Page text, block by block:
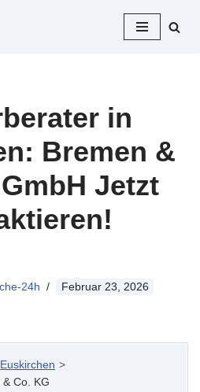
in
Bremen &
Jetzt
24h Februar 23, 2026
Euskirchen >
Co. KG